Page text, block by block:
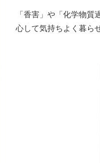
「香害」や「化学物
心して気持ちよく暮ら